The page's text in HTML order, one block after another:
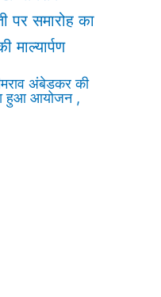
अंबेडकर की
हुआ आयोजन ,